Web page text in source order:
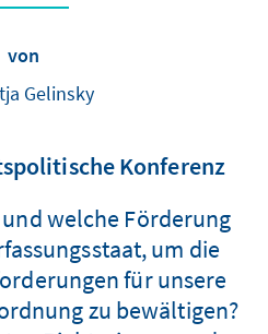
von
Gelinsky
Konferenz
welche Förderung
um die
für unsere
zu bewältigen?